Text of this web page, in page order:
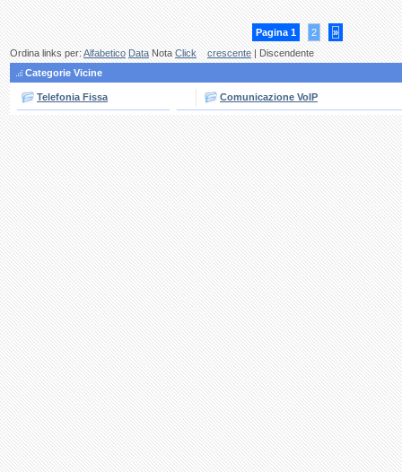
Pagina 1 2
»
Ordina links per:Alfabetico DataNotaClick crescente| Discendente
Categorie Vicine
Telefonia Fissa Comunicazione VoIP